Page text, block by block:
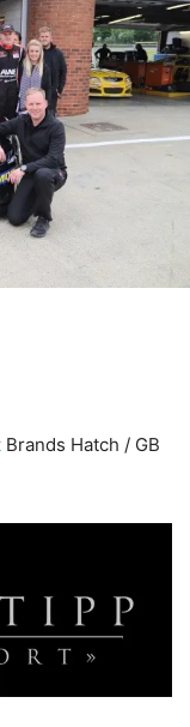
Brands Hatch / GB